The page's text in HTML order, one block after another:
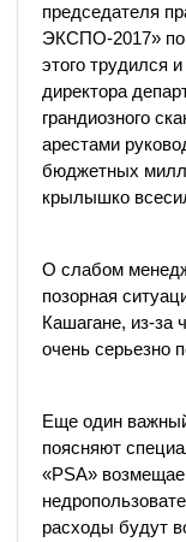
председателя
ЭКСПО-2017» по
этого трудился
директора
грандиозного
арестами
бюджетных
крылышко
О слабом
позорная
Кашагане, из-за
очень серьезно
Еще один
поясняют
«PSA»
расходы будут